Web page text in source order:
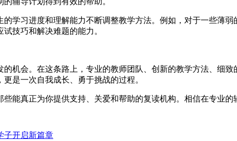
习进度和理解能力不断调整教学方法。例如，对于一些薄弱
技巧和解决难题的能力。
会。在这条路上，专业的教师团队、创新的教学方法、细致
是一次自我成长、勇于挑战的过程。
真正为你提供支持、关爱和帮助的复读机构。相信在专业的
子开启新篇章